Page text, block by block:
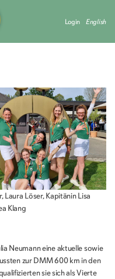
Login English
Laura Löser, Kapitänin Lisa
Klang
Neumann eine aktuelle sowie
zur DMM 600 km in den
sie sich als Vierte